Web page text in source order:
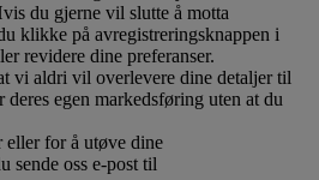
du gjerne vil slutte å motta
klikke på avregistreringsknappen i
revidere dine preferanser.
vi aldri vil overlevere dine detaljer til
deres egen markedsføring uten at du
eller for å utøve dine
sende oss e-post til